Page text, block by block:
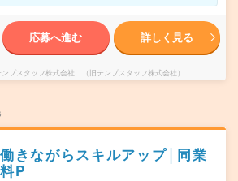
応募へ進む 詳しく見る
プスタッフ株式会社 （旧テンプスタッフ株式会社）
きながらスキルアップ│同業
P